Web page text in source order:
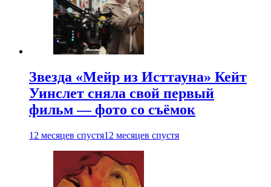
Звезда «Мейр из Исттауна» Кейт
Уинслет сняла свой первый
фильм — фото со съёмок
12 месяцев спустя12 месяцев спустя